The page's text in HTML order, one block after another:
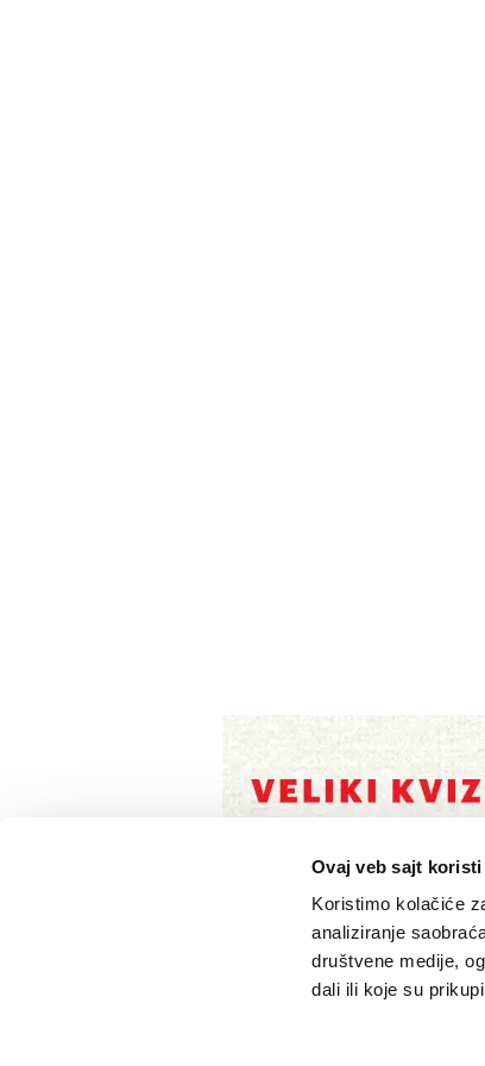
Ovaj veb sajt
Koristimo kolačiće
analiziranje
društvene medije,
dali ili koje su